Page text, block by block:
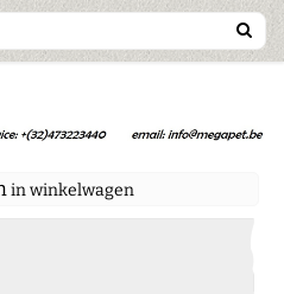
in winkelwagen